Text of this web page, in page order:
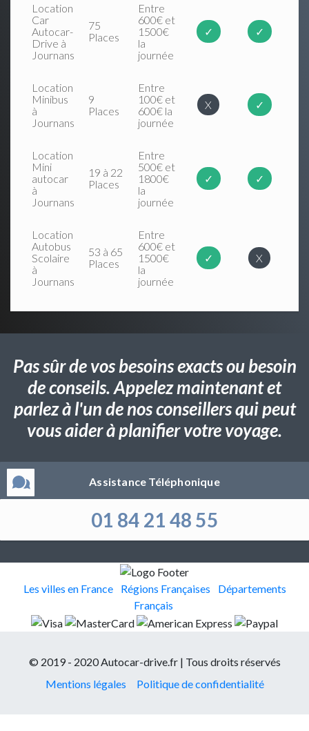
Location
Car
Autocar-
Drive à
Journans
75
Places
Entre
600€ et
1500€
la
journée
✓ ✓
Location
Minibus
à
Journans
9
Places
Entre
100€ et
600€ la
journée
X ✓
Location
Mini
autocar
à
Journans
19 à 22
Places
Entre
500€ et
1800€
la
journée
✓ ✓
Location
Autobus
Scolaire
à
Journans
53 à 65
Places
Entre
600€ et
1500€
la
journée
✓ X
Pas sûr de vos besoins exacts ou besoin
de conseils. Appelez maintenant et
parlez à l'un de nos conseillers qui peut
vous aider à planifier votre voyage.
Assistance Téléphonique
01 84 21 48 55
Les villes en France Régions Françaises
Départements
Français
© 2019 - 2020 Autocar-drive.fr | Tous droits réservés
Mentions légales
Politique de confidentialité